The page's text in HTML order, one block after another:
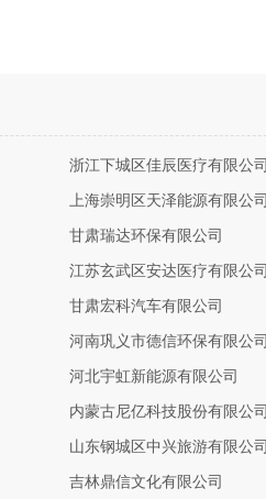
浙江下城区佳辰医疗有限公司
上海崇明区天泽能源有限公司
甘肃瑞达环保有限公司
江苏玄武区安达医疗有限公司
甘肃宏科汽车有限公司
河南巩义市德信环保有限公司
河北宇虹新能源有限公司
内蒙古尼亿科技股份有限公司
山东钢城区中兴旅游有限公司
吉林鼎信文化有限公司